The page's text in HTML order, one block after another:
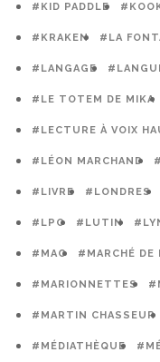
#KID PADDLE
#KRAKEN #LA
#LANGAGE
#LE TOTEM DE MIKA
#LECTURE À VOIX
#LÉON MARCHAND
#LIVRE #LONDRES
#LPO #LUTIN
#MAO #MARCHÉ DE
#MARIONNETTES
#MARTIN CHASSEUR
#MÉDIATHÈQUE